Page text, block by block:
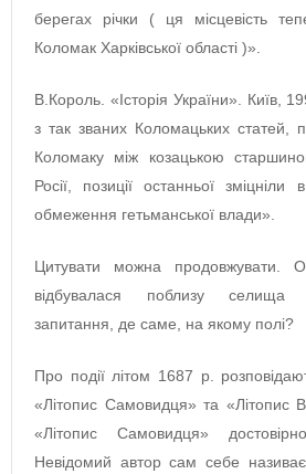
берегах річки ( ця місцевість
Коломак Харківської області )».
В.Король. «Історія України». Київ,
з так званих Коломацьких статей,
Коломаку між козацькою
Росії, позиції останньої зміцніли
обмеження гетьманської влади».
Цитувати можна продовжувати.
відбувалася поблизу селища
запитання, де саме, на якому полі?
Про події літом 1687 р.
«Літопис Самовидця» та «Літопис
«Літопис Самовидця»
Невідомий автор сам себе